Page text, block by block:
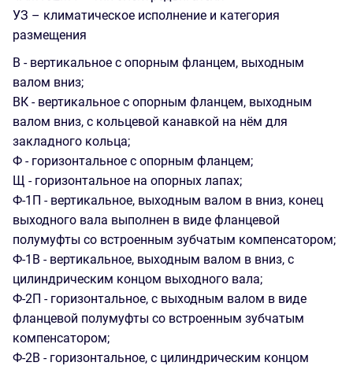
УЗ – климатическое исполнение и категория
размещения
В - вертикальное с опорным фланцем, выходным
валом вниз;
ВК - вертикальное с опорным фланцем, выходным
валом вниз, с кольцевой канавкой на нём для
закладного кольца;
Ф - горизонтальное с опорным фланцем;
Щ - горизонтальное на опорных лапах;
Ф-1П - вертикальное, выходным валом в вниз, конец
выходного вала выполнен в виде фланцевой
полумуфты со встроенным зубчатым компенсатором;
Ф-1В - вертикальное, выходным валом в вниз, с
цилиндрическим концом выходного вала;
Ф-2П - горизонтальное, с выходным валом в виде
фланцевой полумуфты со встроенным зубчатым
компенсатором;
Ф-2В - горизонтальное, с цилиндрическим концом